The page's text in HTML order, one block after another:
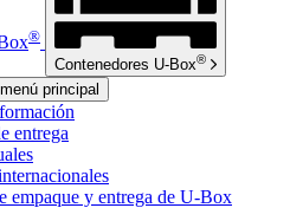
®
Contenedores U-Box®
principal
entrega
empaque y entrega de U-Box